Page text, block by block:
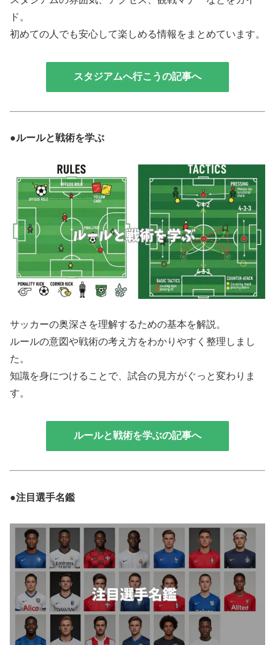
ド。
初めての人でも安心して楽しめる情報をまとめています。
スタジアムへ行こうの記事へ
●ルールと戦術を学ぶ
サッカーの奥深さを理解するための基本を解説。
ルールの意図や戦術の考え方をわかりやすく整理しまし
た。
知識を身につけることで、試合の見方がぐっと変わりま
す。
ルールと戦術を学ぶの記事へ
●注目選手名鑑